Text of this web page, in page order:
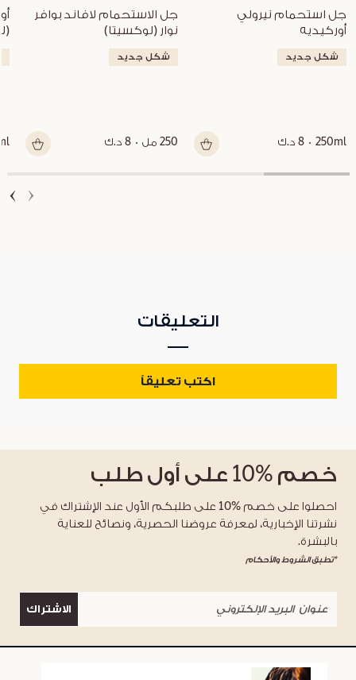
أوركيديه
شكل جديد
250ml 8 د.ك
نوار (لوكسيتا)
شكل جديد
250 مل 8 د.ك
التعليقات
اكتب تعليقاً
خصم %10 على أول طلب
احصلوا على خصم %10 على طلبكم الأول عند الإشتراك في
نشرتنا الإخبارية، لمعرفة عروضنا الحصرية، ونصائح للعناية
بالبشرة.
*تطبق الشروط والأحكام
الاشتراك